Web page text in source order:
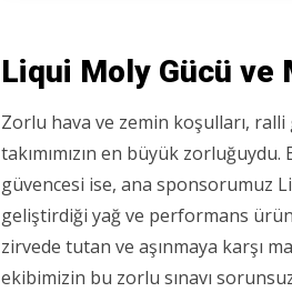
Liqui Moly Gücü ve
Zorlu hava ve zemin koşulları, ralli
takımımızın en büyük zorluğuydu.
güvencesi ise, ana sponsorumuz
geliştirdiği yağ ve performans
zirvede tutan ve aşınmaya karşı
ekibimizin bu zorlu sınavı